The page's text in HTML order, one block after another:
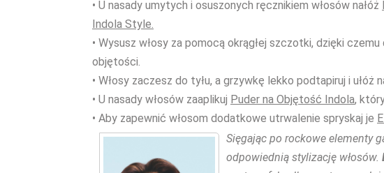
• U nasady umytych i osuszonych ręcznikiem włosów nałóż
Indola Style.
• Wysusz włosy za pomocą okrągłej szczotki, dzięki czemu
objętości.
• Włosy zaczesz do tyłu, a grzywkę lekko podtapiruj i ułóż
• U nasady włosów zaaplikuj Puder na Objętość Indola,
• Aby zapewnić włosom dodatkowe utrwalenie spryskaj je
Sięgając po rockowe elementy
odpowiednią stylizację włosów.